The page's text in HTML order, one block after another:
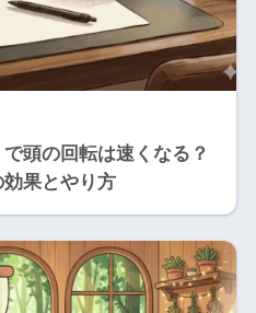
頭の回転は速くなる？
果とやり方